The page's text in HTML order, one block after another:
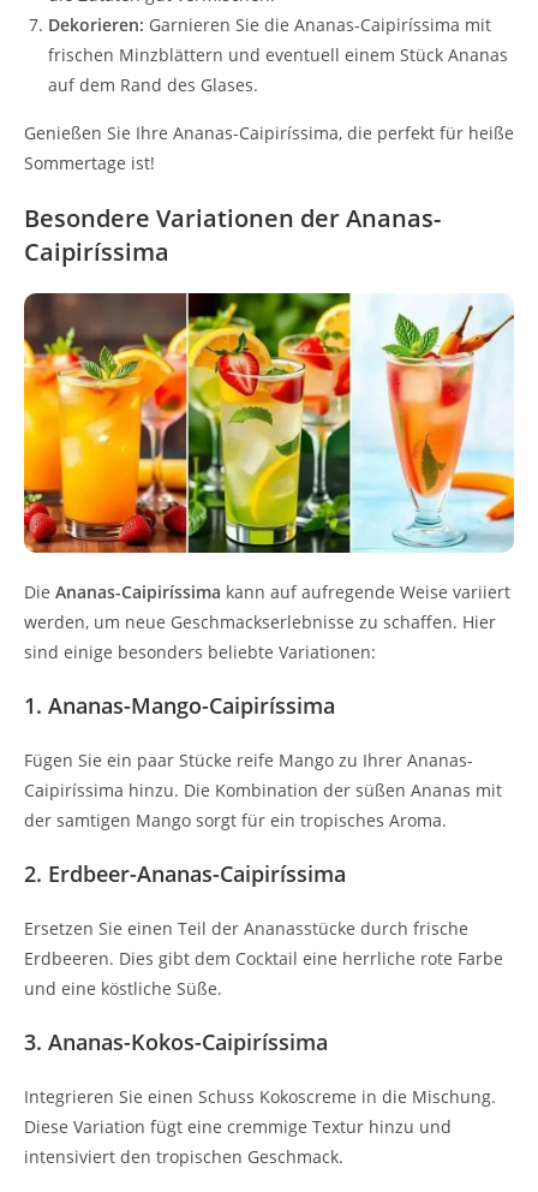
Dekorieren: Garnieren Sie die Ananas-Caipiríssima mit
frischen Minzblättern und eventuell einem Stück Ananas
auf dem Rand des Glases.
Genießen Sie Ihre Ananas-Caipiríssima, die perfekt für heiße
Sommertage ist!
Besondere Variationen der Ananas-
Caipiríssima
Die Ananas-Caipiríssima kann auf aufregende Weise variiert
werden, um neue Geschmackserlebnisse zu schaffen. Hier
sind einige besonders beliebte Variationen:
1. Ananas-Mango-Caipiríssima
Fügen Sie ein paar Stücke reife Mango zu Ihrer Ananas-
Caipiríssima hinzu. Die Kombination der süßen Ananas mit
der samtigen Mango sorgt für ein tropisches Aroma.
2. Erdbeer-Ananas-Caipiríssima
Ersetzen Sie einen Teil der Ananasstücke durch frische
Erdbeeren. Dies gibt dem Cocktail eine herrliche rote Farbe
und eine köstliche Süße.
3. Ananas-Kokos-Caipiríssima
Integrieren Sie einen Schuss Kokoscreme in die Mischung.
Diese Variation fügt eine cremmige Textur hinzu und
intensiviert den tropischen Geschmack.